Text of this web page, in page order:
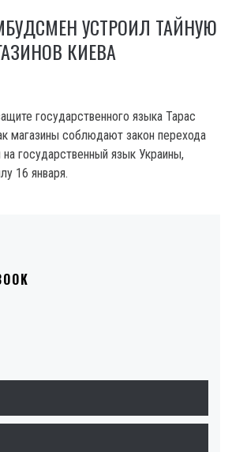
УСТРОИЛ ТАЙНУЮ
КИЕВА
государственного языка Тарас
магазины соблюдают закон перехода
государственный язык Украины,
16 января.